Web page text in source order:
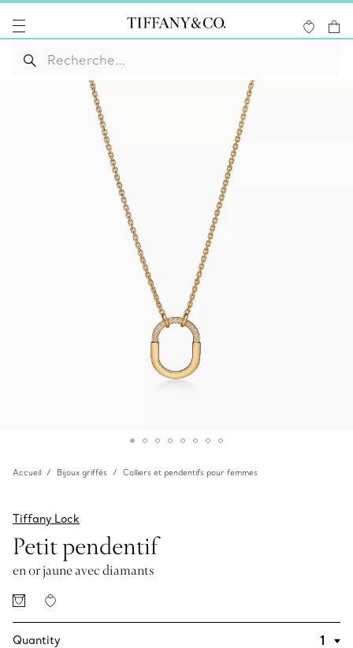
Accueil Bijoux griffés Colliers et pendentifs pour femmes
Tiffany Lock
Petit pendentif
en or jaune avec diamants
Quantity